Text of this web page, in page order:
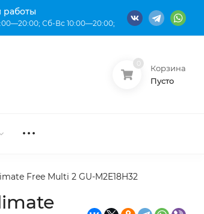
Сб-Вс 10:00—20:00;
Корзина
Пусто
Free Multi 2 GU-M2E18H32